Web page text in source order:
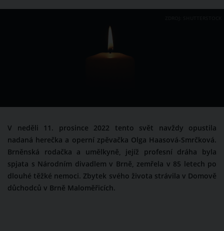
V neděli 11. prosince 2022 tento svět navždy opustila
nadaná herečka a operní zpěvačka Olga Haasová-Smrčková.
Brněnská rodačka a umělkyně, jejíž profesní dráha byla
spjata s Národním divadlem v Brně, zemřela v 85 letech po
dlouhé těžké nemoci. Zbytek svého života strávila v Domově
důchodců v Brně Maloměřicích.